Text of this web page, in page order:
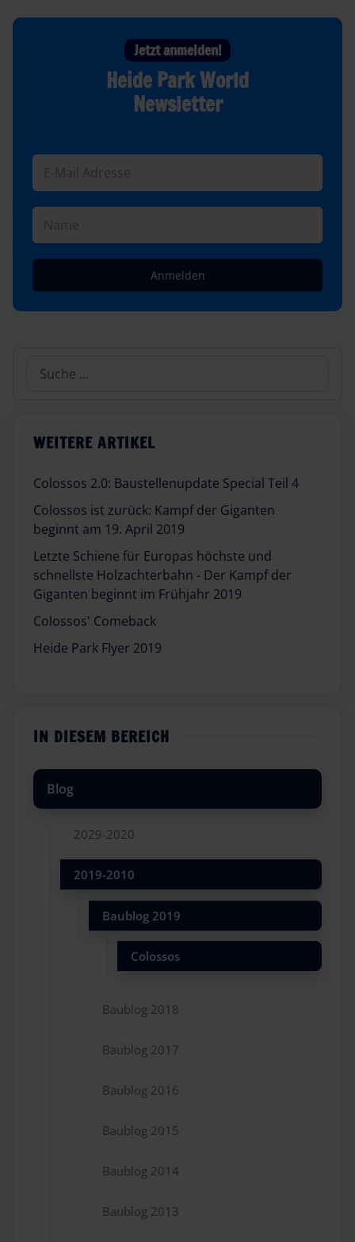
Jetzt anmelden!
Heide Park World
Newsletter
Anmelden
Suchen
WEITERE ARTIKEL
Colossos 2.0: Baustellenupdate Special Teil 4
Colossos ist zurück: Kampf der Giganten
beginnt am 19. April 2019
Letzte Schiene für Europas höchste und
schnellste Holzachterbahn - Der Kampf der
Giganten beginnt im Frühjahr 2019
Colossos' Comeback
Heide Park Flyer 2019
IN DIESEM BEREICH
Blog
2029-2020
2019-2010
Baublog 2019
Colossos
Baublog 2018
Baublog 2017
Baublog 2016
Baublog 2015
Baublog 2014
Baublog 2013